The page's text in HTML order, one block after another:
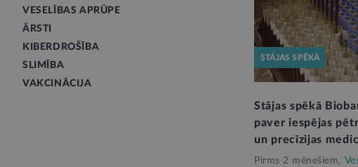
VESELĪBAS APRŪPE
ĀRSTI
KIBERDROŠĪBA
SLIMĪBA
VAKCINĀCIJA
STĀJAS SPĒKĀ
Stājas spēkā
paver iespējas
un precīzijas
Pirms 2 mēnešiem,